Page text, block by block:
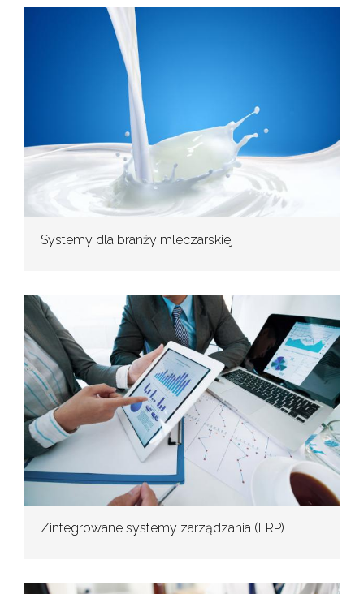
Systemy dla branży mleczarskiej
Zintegrowane systemy zarządzania (ERP)